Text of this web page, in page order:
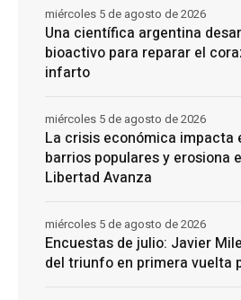
Una científica argentina
bioactivo para reparar el
infarto
miércoles 5 de agosto de 2026
La crisis económica impacta
barrios populares y erosiona
Libertad Avanza
miércoles 5 de agosto de 2026
Encuestas de julio: Javier
del triunfo en primera vuelta
miércoles 5 de agosto de 2026